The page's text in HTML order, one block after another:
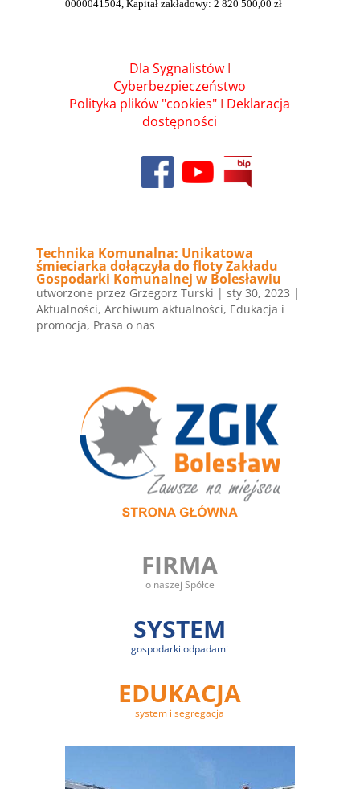
0000041504, Kapitał zakładowy: 2 820 500,00 zł
Dla SygnalistówI
Cyberbezpieczeństwo
Polityka plików "cookies" I Deklaracja
dostępności
Technika Komunalna: Unikatowa
śmieciarka dołączyła do floty Zakładu
Gospodarki Komunalnej w Bolesławiu
utworzone przez Grzegorz Turski | sty 30, 2023 |
Aktualności, Archiwum aktualności, Edukacja i
promocja, Prasa o nas
FIRMA
o naszej Spółce
SYSTEM
gospodarki odpadami
EDUKACJA
system i segregacja